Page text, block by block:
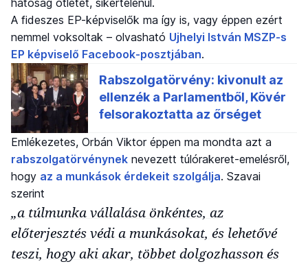
hatóság ötletét, sikertelenül.
A fideszes EP-képviselők ma így is, vagy éppen ezért
nemmel voksoltak – olvasható Ujhelyi István MSZP-s
EP képviselő Facebook-posztjában.
Emlékezetes, Orbán Viktor éppen ma mondta azt a
rabszolgatörvénynek nevezett túlórakeret-emelésről,
hogy az a munkások érdekeit szolgálja. Szavai
szerint
„a túlmunka vállalása önkéntes, az
előterjesztés védi a munkásokat, és lehetővé
teszi, hogy aki akar, többet dolgozhasson és